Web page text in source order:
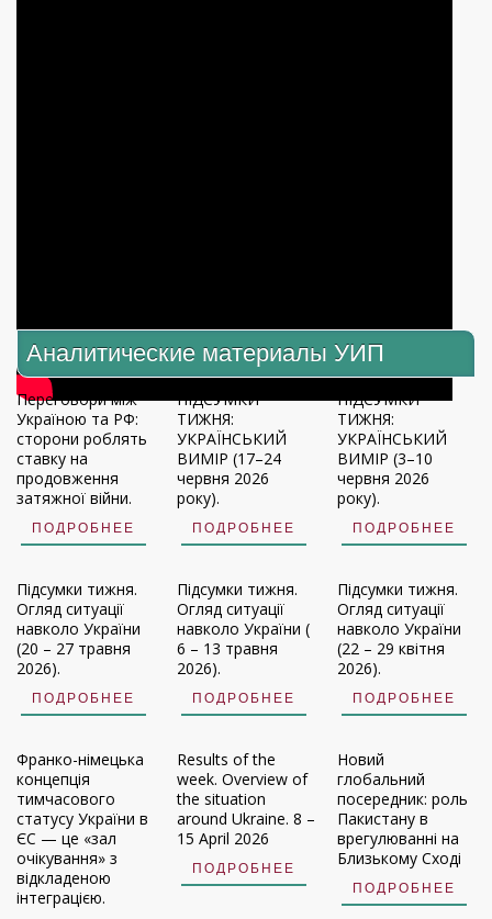
Аналитические материалы УИП
Переговори між
Україною та РФ:
сторони роблять
ставку на
продовження
затяжної війни.
ПОДРОБНЕЕ
ПІДСУМКИ
ТИЖНЯ:
УКРАЇНСЬКИЙ
ВИМІР (17–24
червня 2026
року).
ПОДРОБНЕЕ
ПІДСУМКИ
ТИЖНЯ:
УКРАЇНСЬКИЙ
ВИМІР (3–10
червня 2026
року).
ПОДРОБНЕЕ
Підсумки тижня.
Огляд ситуації
навколо України
(20 – 27 травня
2026).
ПОДРОБНЕЕ
Підсумки тижня.
Огляд ситуації
навколо України (
6 – 13 травня
2026).
ПОДРОБНЕЕ
Підсумки тижня.
Огляд ситуації
навколо України
(22 – 29 квітня
2026).
ПОДРОБНЕЕ
Франко-німецька
концепція
тимчасового
статусу України в
ЄС — це «зал
очікування» з
відкладеною
інтеграцією.
Results of the
week. Overview of
the situation
around Ukraine. 8 –
15 April 2026
ПОДРОБНЕЕ
Новий
глобальний
посередник: роль
Пакистану в
врегулюванні на
Близькому Сході
ПОДРОБНЕЕ